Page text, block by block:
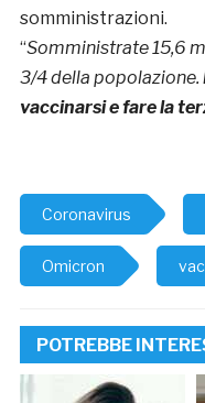
somministrazioni.
“Somministrate 15,6
3/4 della popolazione.
vaccinarsi e fare la
Coronavirus
Omicron
POTREBBE